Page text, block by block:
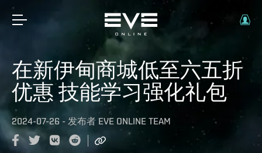
在新伊甸商城低至六五折
优惠 技能学习强化礼包
2024-07-26 - 发布者 EVE ONLINE TEAM